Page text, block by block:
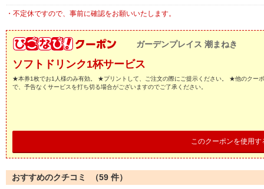
・不定休ですので、事前に確認をお願いいたします。
ガーデンプレイス 潮まねき
ソフトドリンク1杯サービス
★本券1枚でお1人様のみ有効。 ★プリントして、ご注文の際にご提示ください。 ★他のクー
で、予告なくサービスを打ち切る場合がございますのでご了承ください。
このクーポンを使用す
おすすめのクチコミ （59 件）